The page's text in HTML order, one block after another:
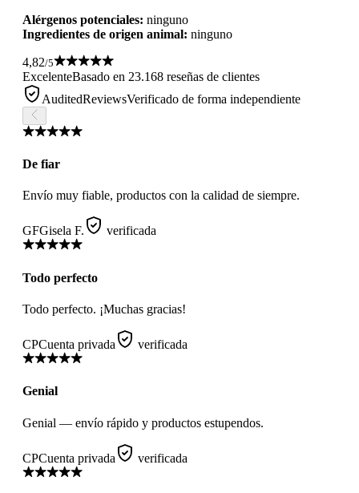
Alérgenos potenciales: ninguno
Ingredientes de origen animal: ninguno
4,82/5
ExcelenteBasado en 23.168 reseñas de clientes
AuditedReviewsVerificado de forma independiente
De fiar
Envío muy fiable, productos con la calidad de siempre.
GFGisela F. verificada
Todo perfecto
Todo perfecto. ¡Muchas gracias!
CPCuenta privada verificada
Genial
Genial — envío rápido y productos estupendos.
CPCuenta privada verificada